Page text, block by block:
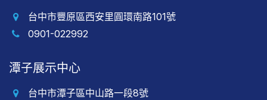
台中市豐原區西安里圓環南路101號
0901-022992
潭子展示中心
台中市潭子區中山路一段8號